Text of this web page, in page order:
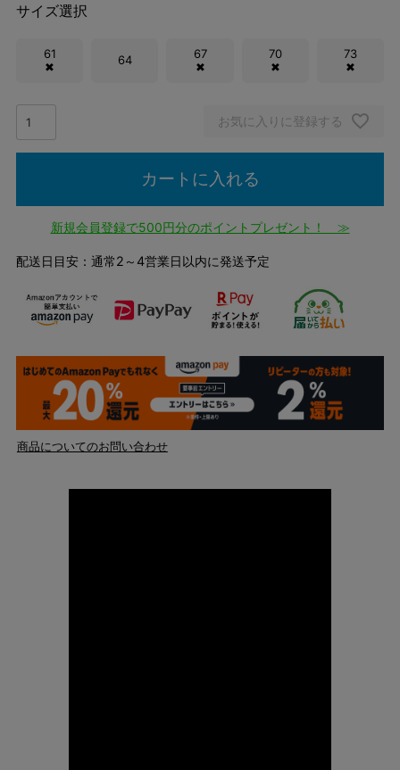
サイズ選択
61
✖
64
67
✖
70
✖
73
✖
お気に入りに登録する
カートに入れる
新規会員登録で500円分のポイントプレゼント！ ≫
配送日目安：通常2～4営業日以内に発送予定
商品についてのお問い合わせ